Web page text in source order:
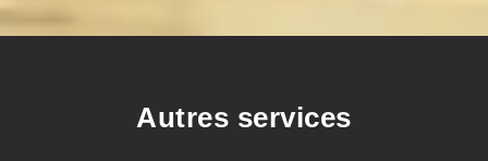
Autres services